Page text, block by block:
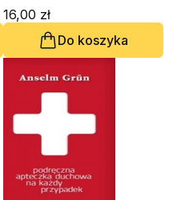
16,00 zł
Do koszyka